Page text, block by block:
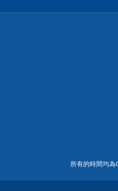
所有的時間均為